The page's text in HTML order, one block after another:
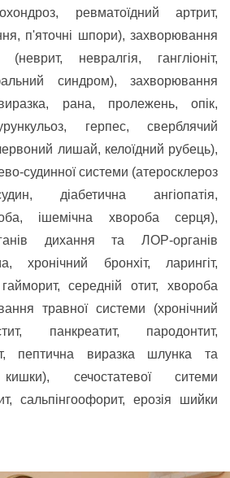
ревматоїдний артрит,
п'яточні шпори), захворювання
невралгія, гангліоніт,
синдром), захворювання
рана, пролежень, опік,
, герпес, сверблячий
лишай, келоїдний рубець),
судинної системи (атеросклероз
діабетична ангіопатія,
ішемічна хвороба серця),
дихання та ЛОР-органів
хронічний бронхіт, ларингіт,
гайморит, середній отит, хвороба
травної системи (хронічний
панкреатит, пародонтит,
пептична виразка шлунка та
кишки), сечостатевої ситеми
сальпінгоофорит, ерозія шийки